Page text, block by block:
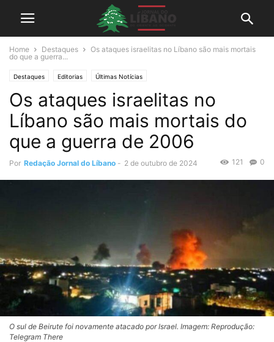
Home Destaques
Os ataques israelitas no Líbano são mais mortais
do que a guerra...
Destaques Editorias Últimas Notícias
Os ataques israelitas no
Líbano são mais mortais do
que a guerra de 2006
Por Redação Jornal do Líbano - 2 de outubro de 2024 0
121
O sul de Beirute foi novamente atacado por Israel. Imagem: Reprodução:
Telegram There